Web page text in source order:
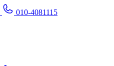
010-4081115